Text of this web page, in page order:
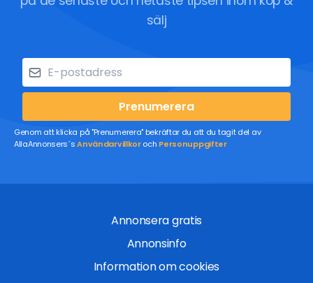
sälj
Prenumerera
Genom att klicka på "Prenumerera" bekräftar du att du tagit del av
AllaAnnonsers´sAnvändarvillkoroch Personuppgifter
Annonsera gratis
Annonsinfo
Information om cookies